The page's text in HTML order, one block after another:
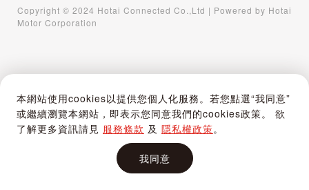
本網站使用cookies以提供您個人化服務。若您點選“我同意”
或繼續瀏覽本網站，即表示您同意我們的cookies政策。 欲
了解更多資訊請見 服務條款 及 隱私權政策。
我同意
購物車
Copyright © 2024 Hotai Connected Co.,Ltd | Powered by Hotai
Motor Corporation